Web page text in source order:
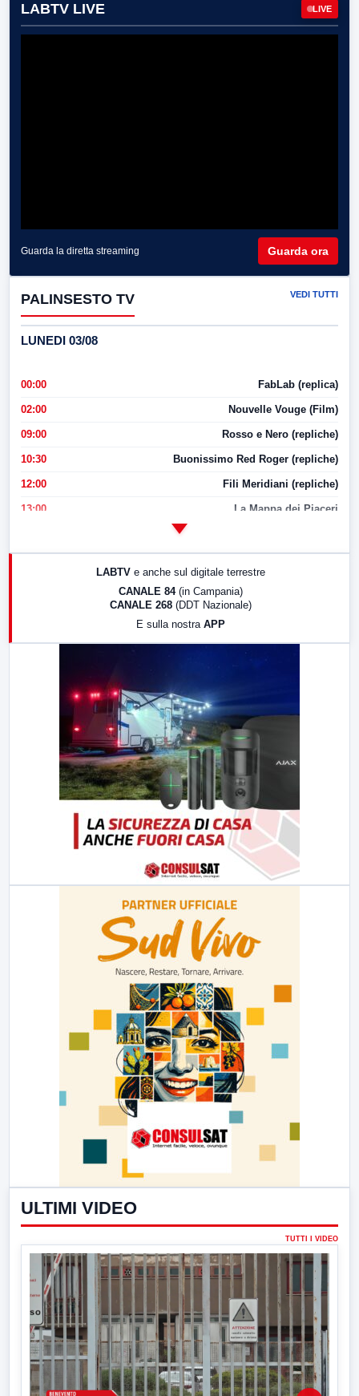
LABTV LIVE LIVE
Guarda la diretta streaming Guarda ora
PALINSESTO TV VEDI TUTTI
LUNEDI 03/08
00:00 FabLab (replica)
02:00 Nouvelle Vouge (Film)
09:00 Rosso e Nero (repliche)
10:30 Buonissimo Red Roger (repliche)
12:00 Fili Meridiani (repliche)
13:00 La Mappa dei Piaceri
LABTV e anche sul digitale terrestre
CANALE 84 (in Campania)
CANALE 268 (DDT Nazionale)
E sulla nostra APP
ULTIMI VIDEO
TUTTI I VIDEO